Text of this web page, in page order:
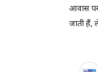
आवास
जाती हैं,